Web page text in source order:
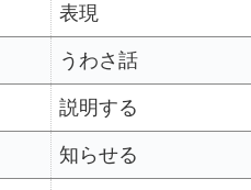
表現
うわさ話
説明する
知らせる